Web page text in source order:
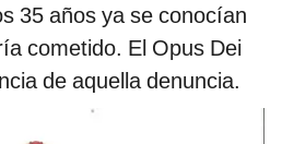
35 años ya se conocían
cometido. El Opus Dei
de aquella denuncia.